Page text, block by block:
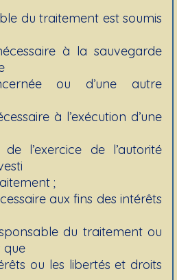
du traitement est soumis
à la sauvegarde
ou d’une autre
à l’exécution d’une
l’exercice de l’autorité
;
aux fins des intérêts
du traitement ou
que
ou les libertés et droits